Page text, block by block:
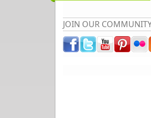
JOIN OUR